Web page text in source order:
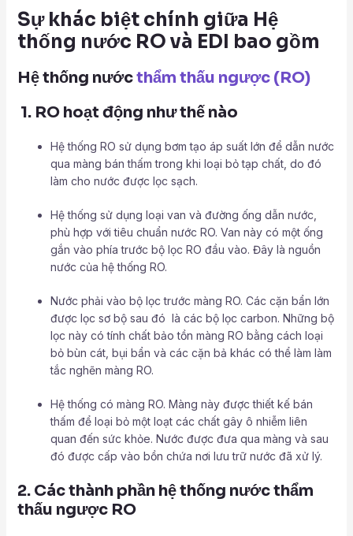
Sự khác biệt chính giữa Hệ
thống nước RO và EDI bao gồm
Hệ thống nướcthẩm thấu ngược (RO)
1. RO hoạt động như thế nào
Hệ thống RO sử dụng bơm tạo áp suất lớn để dẫn nước
qua màng bán thấm trong khi loại bỏ tạp chất, do đó
làm cho nước được lọc sạch.
Hệ thống sử dụng loại van và đường ống dẫn nước,
phù hợp với tiêu chuẩn nước RO. Van này có một ống
gắn vào phía trước bộ lọc RO đầu vào. Đây là nguồn
nước của hệ thống RO.
Nước phải vào bộ lọc trước màng RO. Các cặn bẩn lớn
được lọc sơ bộ sau đó là các bộ lọc carbon. Những bộ
lọc này có tính chất bảo tồn màng RO bằng cách loại
bỏ bùn cát, bụi bẩn và các cặn bả khác có thể làm làm
tắc nghẽn màng RO.
Hệ thống có màng RO. Màng này được thiết kế bán
thấm để loại bỏ một loạt các chất gây ô nhiễm liên
quan đến sức khỏe. Nước được đưa qua màng và sau
đó được cấp vào bồn chứa nơi lưu trữ nước đã xử lý.
2. Các thành phần hệ thống nước thẩm
thấu ngược RO